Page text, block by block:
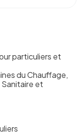
particuliers et
du Chauffage,
et